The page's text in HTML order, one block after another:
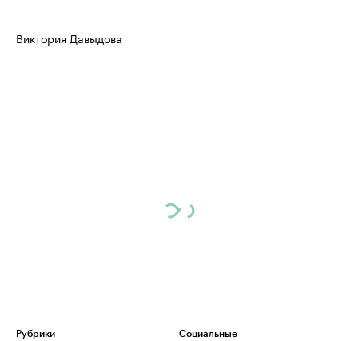
Виктория Давыдова
Рубрики
Социальные